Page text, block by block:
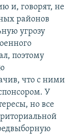
и, говорят, не
районов
угрозу
поэтому
что с ними
У
но все